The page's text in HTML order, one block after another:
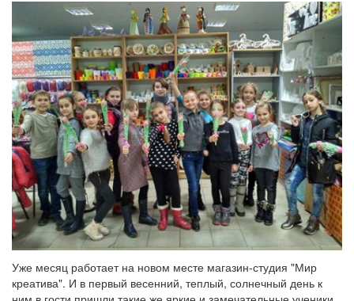
Уже месяц работает на новом месте магазин-студия "Мир
креатива". И в первый весенний, теплый, солнечный день к